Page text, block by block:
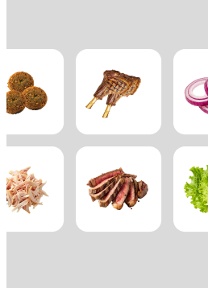
Todos los dispositivos
Recursos
Centro de aplicaciones
Blog
Opiniones de negocios
Registro de funciones
Hoja de ruta
Centro de ayuda
Comunidad Square